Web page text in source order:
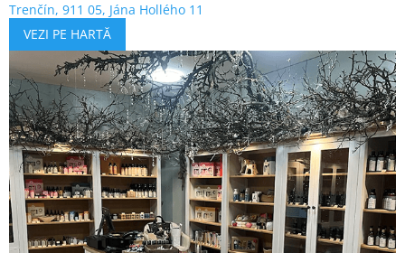
Trenčín, 911 05, Jána Hollého 11
VEZI PE HARTĂ